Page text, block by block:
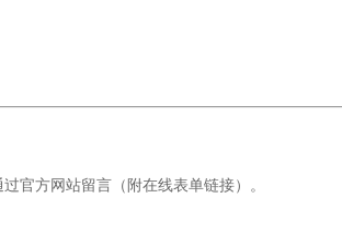
官方网站留言（附在线表单链接）。